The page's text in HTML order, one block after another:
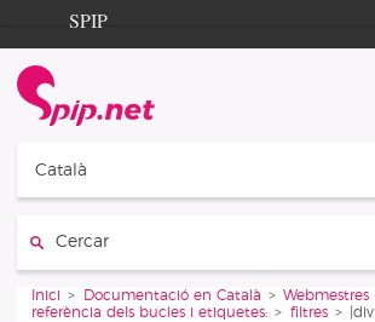
Aller au contenu
Aller à la navigation
SPIP
Documentation
Contribution
Català
Vous êtes ici :
Inici Documentació en Català Webmestres
referència dels bucles i etiquetes:
filtres |div